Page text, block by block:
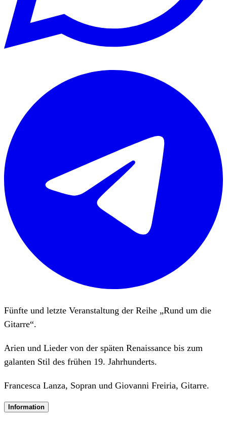
Fünfte und letzte Veranstaltung der Reihe „Rund um die
Gitarre“.
Arien und Lieder von der späten Renaissance bis zum
galanten Stil des frühen 19. Jahrhunderts.
Francesca Lanza, Sopran und Giovanni Freiria, Gitarre.
Information